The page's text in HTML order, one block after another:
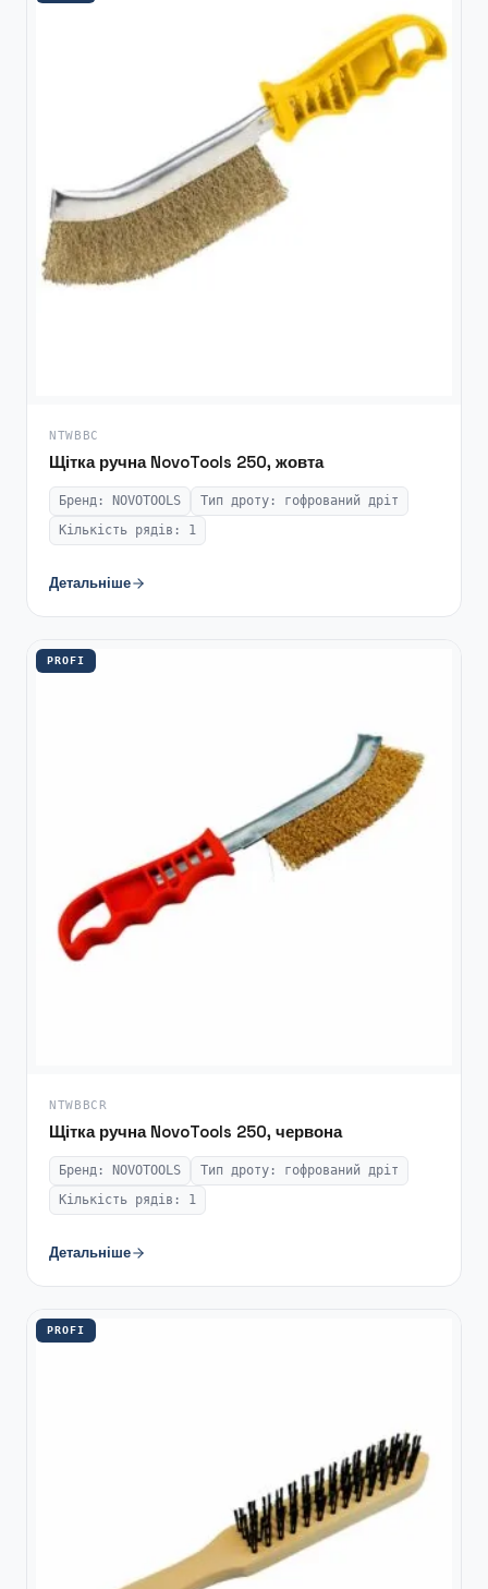
NTWBBC
Щітка ручна NovoTools 250, жовта
Бренд: NOVOTOOLS
Тип дроту: гофрований дріт
Кількість рядів: 1
Детальніше
PROFI
NTWBBCR
Щітка ручна NovoTools 250, червона
Бренд: NOVOTOOLS
Тип дроту: гофрований дріт
Кількість рядів: 1
Детальніше
PROFI